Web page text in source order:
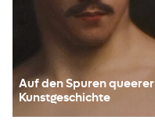
Auf den Spuren queerer
Kunstgeschichte